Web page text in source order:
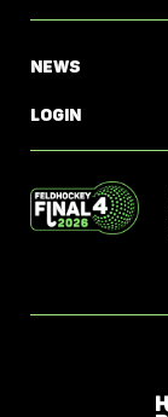
News
Login